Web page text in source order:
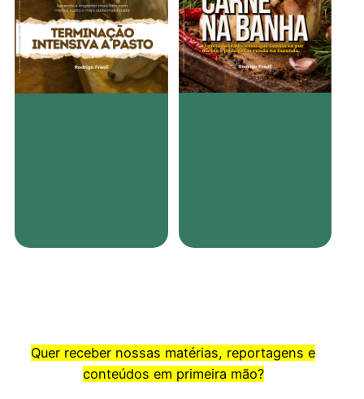
Quer receber nossas matérias, reportagens e
conteúdos em primeira mão?